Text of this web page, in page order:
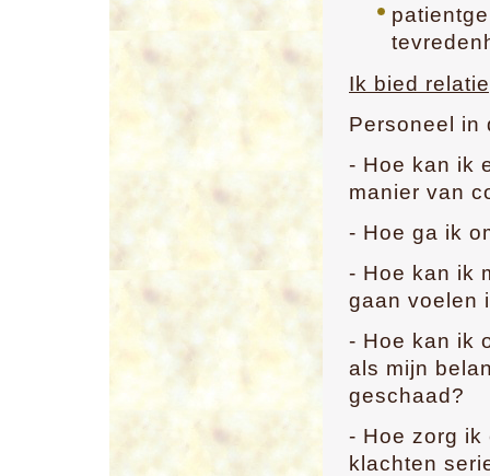
Ik bied
Personeel in
- Hoe kan ik
manier van
- Hoe ga ik
- Hoe kan ik
gaan voelen
- Hoe kan ik
als mijn
geschaad?
- Hoe zorg ik
klachten